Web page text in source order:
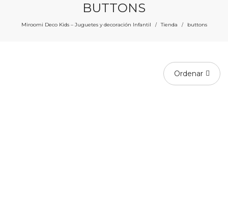
BUTTONS
Miroomi Deco Kids – Juguetes y decoración Infantil / Tienda / buttons
Ordenar